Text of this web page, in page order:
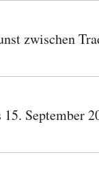
zwischen
September